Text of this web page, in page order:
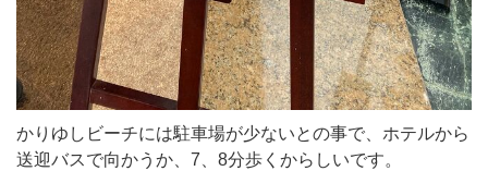
かりゆしビーチには駐車場が少ないとの事で、ホテルから
送迎バスで向かうか、7、8分歩くからしいです。